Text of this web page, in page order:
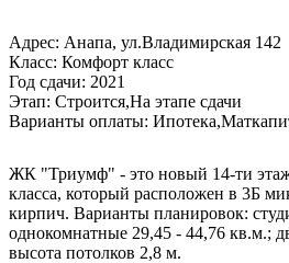
Адрес: Анапа, ул.Владимирская 142
Класс: Комфорт класс
Год сдачи: 2021
Этап: Строится,На этапе сдачи
Варианты оплаты:
ЖК "Триумф" - это новый 14-ти
класса, который расположен в 3Б
кирпич. Варианты планировок:
однокомнатные 29,45 - 44,76 кв.м.;
высота потолков 2,8 м.